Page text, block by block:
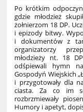
Po krótkim
gdzie młodzież
żołnierzom 18 DP.
i epizody bitwy.
i dokumentów z
organizatorzy
młodzieży nt. 18
odśpiewali hymn
Gospodyń Wiejskich
i przygotowały dla
ciasta. Za co im
rozbrzmiewały
Humory i apetyt,